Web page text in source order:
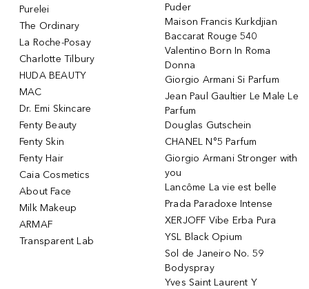
Purelei
The Ordinary
La Roche-Posay
Charlotte Tilbury
HUDA BEAUTY
MAC
Dr. Emi Skincare
Fenty Beauty
Fenty Skin
Fenty Hair
Caia Cosmetics
About Face
Milk Makeup
ARMAF
Transparent Lab
Puder
Maison Francis Kurkdjian
Baccarat Rouge 540
Valentino Born In Roma
Donna
Giorgio Armani Si Parfum
Jean Paul Gaultier Le Male Le
Parfum
Douglas Gutschein
CHANEL N°5 Parfum
Giorgio Armani Stronger with
you
Lancôme La vie est belle
Prada Paradoxe Intense
XERJOFF Vibe Erba Pura
YSL Black Opium
Sol de Janeiro No. 59
Bodyspray
Yves Saint Laurent Y